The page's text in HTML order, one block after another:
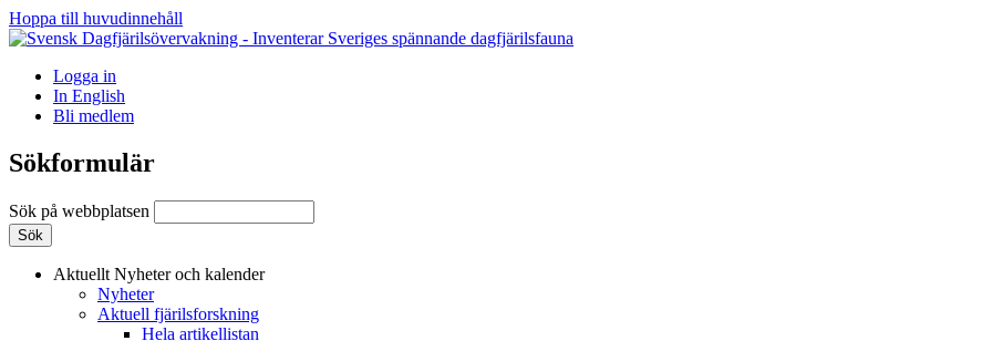
Hoppa till huvudinnehåll
Logga in
In English
Bli medlem
Sökformulär
Sök på webbplatsen
Aktuellt Nyheter och kalender
Nyheter
Aktuell fjärilsforskning
Hela artikellistan